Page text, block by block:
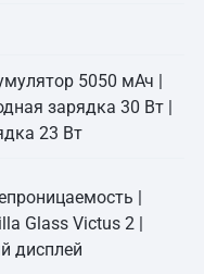
5050 мАч |
зарядка 30 Вт |
23 Вт
|
Glass Victus 2 |
дисплей